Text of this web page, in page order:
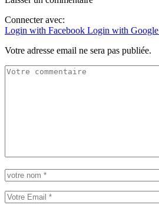
Connecter avec:
Login with Facebook Login with Google
Votre adresse email ne sera pas publiée.